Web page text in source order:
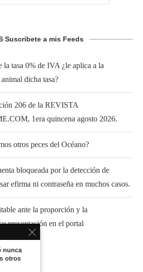
Suscribete a mis Feeds
la tasa 0% de IVA ¿le aplica a la
dicha tasa?
206 de la REVISTA
1era quincena agosto 2026.
otros peces del Océano?
bloqueada por la detección de
efirma ni contraseña en muchos casos.
ante la proporción y la
presentación en el portal
nunca
otros